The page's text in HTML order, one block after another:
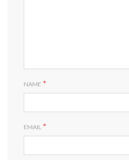
NAME *
EMAIL *